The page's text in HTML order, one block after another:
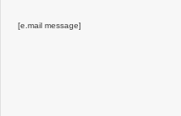
[e.mail message]